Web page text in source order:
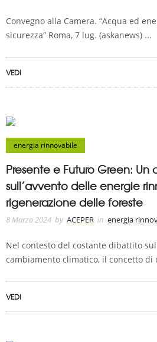
Convegno alla Camera. “Acqua ed
sicurezza” Roma, 7 lug. (askanews) ...
VEDI
energia rinnovabile
Presente e Futuro Green:
sull’avvento delle energie
rigenerazione delle foreste
8 Marzo 2024 by ACEPER in energia
Nel contesto del costante dibattito
cambiamento climatico, il concetto di
VEDI